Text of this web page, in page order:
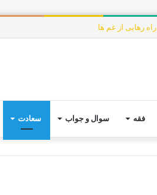
هدف از خلقت جهانیان چیست؟
فقه سوال و جواب سعادت